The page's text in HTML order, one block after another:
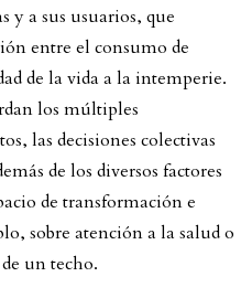
y a sus usuarios, que
entre el consumo de
de la vida a la intemperie.
los múltiples
las decisiones colectivas
de los diversos factores
de transformación e
sobre atención a la salud o
un techo.